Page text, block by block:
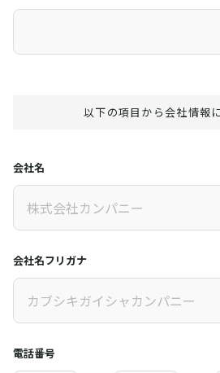
以下の項目から会社情報
会社名
会社名フリガナ
電話番号